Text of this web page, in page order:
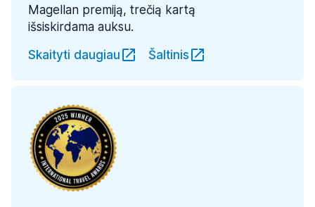
Magellan premiją, trečią kartą
išsiskirdama auksu.
Skaityti daugiau
Šaltinis